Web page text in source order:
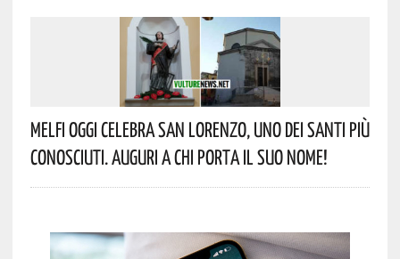
Melfi Oggi Celebra San Lorenzo, Uno Dei Santi Più
Conosciuti. Auguri A Chi Porta Il Suo Nome!